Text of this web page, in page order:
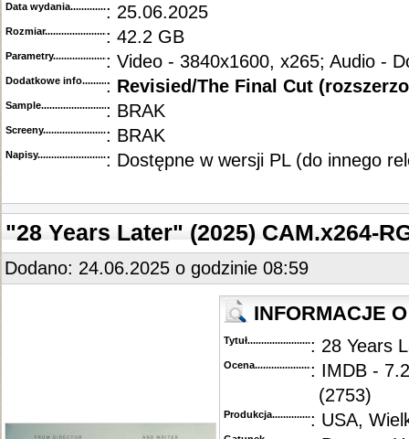
Data wydania......................................
: 25.06.2025
Rozmiar...........................................
: 42.2 GB
Parametry.........................................: Video - 3840x1600, x265; Audio -
Dodatkowe info....................................
: Revisied/The Final Cut
Sample............................................
: BRAK
Screeny...........................................
: BRAK
Napisy............................................: Dostępne w wersji PL (do innego
"28 Years Later" (2025) CAM.x264-
Dodano: 24.06.2025 o godzinie 08:59
INFORMACJE
Tytuł............................................
: 28 Years
Ocena.............................................
: IMDB -
(2753)
Produkcja.........................................
: USA,